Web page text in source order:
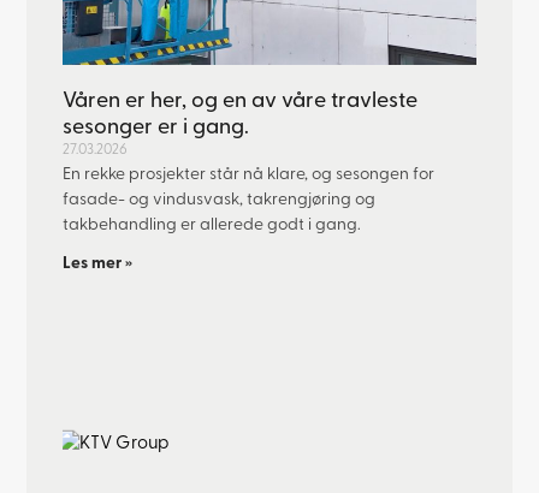
Våren er her, og en av våre travleste
sesonger er i gang.
27.03.2026
En rekke prosjekter står nå klare, og sesongen for
fasade- og vindusvask, takrengjøring og
takbehandling er allerede godt i gang.
Les mer »